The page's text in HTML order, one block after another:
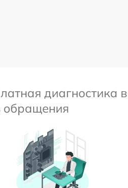
диагностика в
обращения